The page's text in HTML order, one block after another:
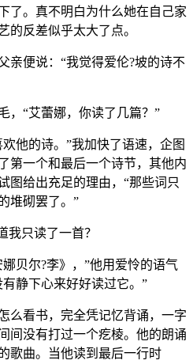
了。真不明白为什么她在自己家
的反差似乎太大了点。
亲便说：“我觉得爱伦?坡的诗不
，“艾蕾娜，你读了几篇？”
他的诗。”我加快了语速，企图
一个和最后一个诗节，其他内
图给出充足的理由，“那些词只
堆砌罢了。”
我只读了一首？
贝尔?李》，”他用爱怜的语气
静下心来好好读过它。”
么看书，完全凭记忆背诵，一字
间没有打过一个疙棱。他的朗诵
歌曲。当他读到最后一行时